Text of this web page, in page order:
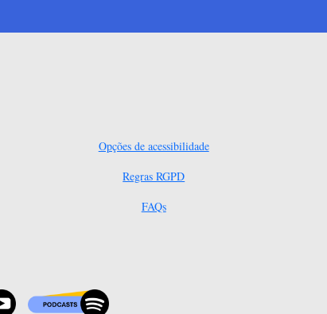
Opções de acessibilidade
Regras RGPD
FAQs